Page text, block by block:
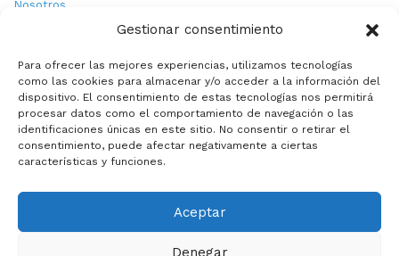
Gestionar consentimiento
Para ofrecer las mejores experiencias, utilizamos tecnologías
como las cookies para almacenar y/o acceder a la información del
dispositivo. El consentimiento de estas tecnologías nos permitirá
procesar datos como el comportamiento de navegación o las
identificaciones únicas en este sitio. No consentir o retirar el
consentimiento, puede afectar negativamente a ciertas
características y funciones.
Aceptar
Denegar
Nosotros
Política de Cookies
Contacto